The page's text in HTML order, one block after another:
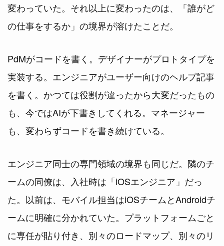
変わっていた。それ以上に変わったのは、「誰がど
の仕事をするか」の境界が溶けたことだ。
PdMがコードを書く。デザイナーがプロトタイプを
実装する。エンジニアがユーザー向けのヘルプ記事
を書く。かつては役割が違ったから大変だったもの
も、今ではAIが下書きしてくれる。マネージャー
も、変わらずコードを書き続けている。
エンジニア同士の専門領域の境界も同じだ。隣のチ
ームの同僚は、入社時は「iOSエンジニア」だっ
た。以前は、モバイル担当はiOSチームとAndroidチ
ームに明確に分かれていた。プラットフォームごと
に専任が貼り付き、別々のロードマップ、別々のリ